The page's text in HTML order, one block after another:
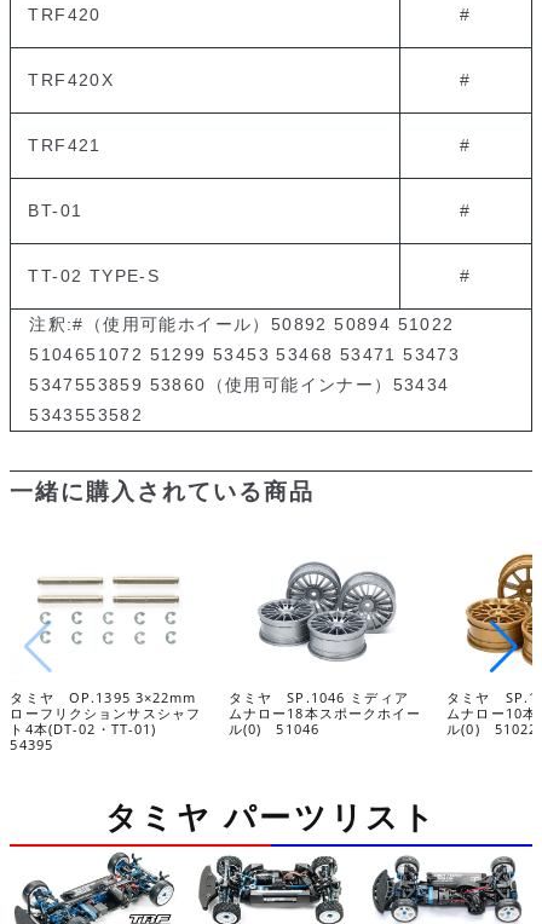
TRF420 #
TRF420X #
TRF421 #
BT-01 #
TT-02 TYPE-S #
注釈:#（使用可能ホイール）50892 50894 51022
5104651072 51299 53453 53468 53471 53473
5347553859 53860（使用可能インナー）53434
5343553582
一緒に購入されている商品
タミヤ OP.1395 3×22mm
ローフリクションサスシャフ
ト4本(DT-02・TT-01)
54395
タミヤ SP.1046 ミディア
ムナロー18本スポークホイー
ル(0) 51046
タミヤ
ムナロー10
ル(0) 51022
タミヤ パーツリスト